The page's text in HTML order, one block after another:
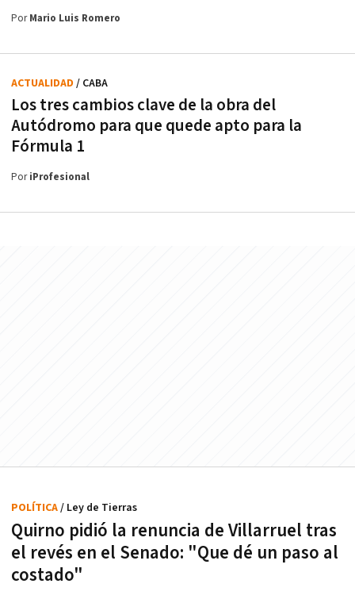
PorMario Luis Romero
Los tres cambios clave de la obra del
Autódromo para que quede apto para la
Fórmula 1
ACTUALIDAD / CABA
PoriProfesional
Quirno pidió la renuncia de Villarruel tras
el revés en el Senado: "Que dé un paso al
costado"
POLÍTICA/ Ley de Tierras